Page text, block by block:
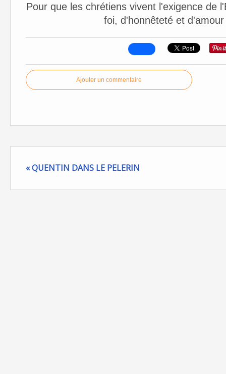
Pour que les chrétiens vivent l'exigence de
foi, d'honnêteté et
Ajouter un commentaire
« QUENTIN DANS LE PELERIN